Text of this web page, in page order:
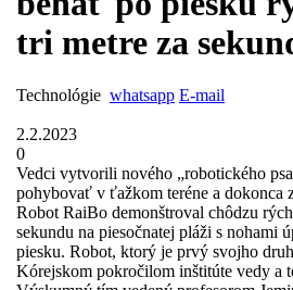
tri metre za
Technológie whatsapp E-mail
2.2.2023
0
Vedci vytvorili nového „robotického
pohybovať v ťažkom teréne a dokonca
Robot RaiBo demonštroval chôdzu
sekundu na piesočnatej pláži s nohami
piesku. Robot, ktorý je prvý svojho
Kórejskom pokročilom inštitúte vedy a